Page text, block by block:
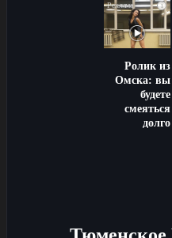
i
Ролик из
Омска: вы
будете
смеяться
долго